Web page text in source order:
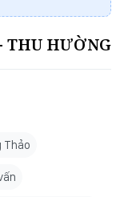
THU HƯỜNG
Thảo